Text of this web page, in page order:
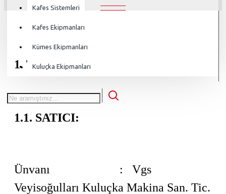
Kafes Sistemleri
Kafes Ekipmanları
Kümes Ekipmanları
Kuluçka Ekipmanları
1. TARAFLAR
1.1. SATICI:
Ünvanı : Vgs
Veyisoğulları Kuluçka Makina San. Tic.